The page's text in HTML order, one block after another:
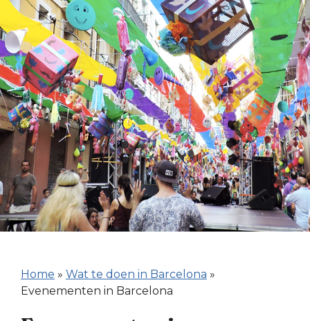
Home » Wat te doen in Barcelona »
Evenementen in Barcelona